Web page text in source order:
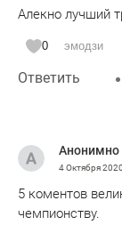
Алекно лучший
0 эмодзи
Ответить
Анонимно
4 Октября 2020
5 коментов
чемпионству.